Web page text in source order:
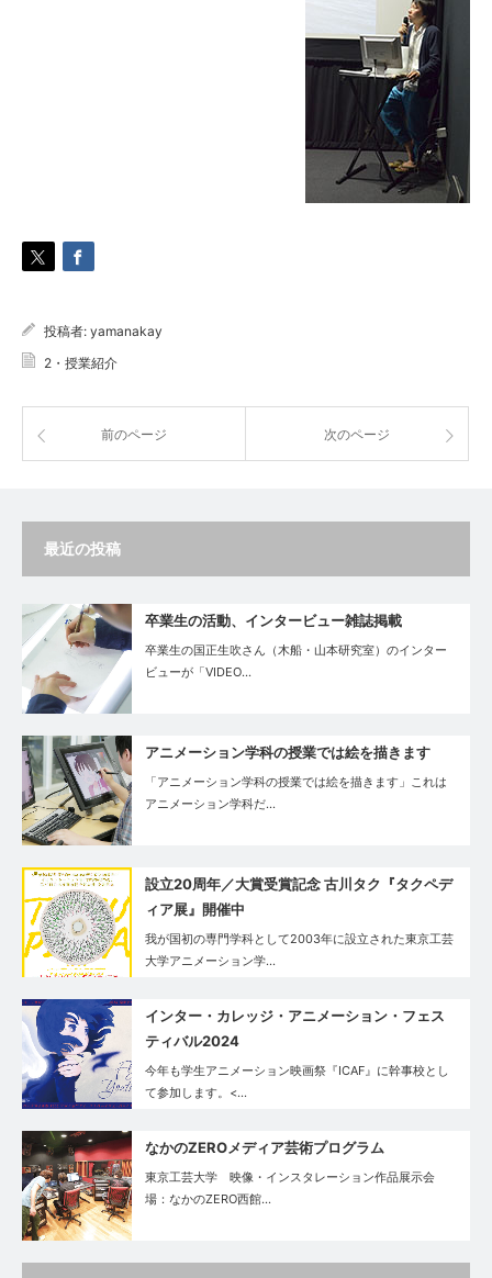
投稿者: yamanakay
2・授業紹介
前のページ 次のページ
最近の投稿
卒業生の活動、インタービュー雑誌掲載
卒業生の国正生吹さん（木船・山本研究室）のインター
ビューが「VIDEO…
アニメーション学科の授業では絵を描きます
「アニメーション学科の授業では絵を描きます」これは
アニメーション学科だ…
設立20周年／大賞受賞記念 古川タク『タクペデ
ィア展』開催中
我が国初の専門学科として2003年に設立された東京工芸
大学アニメーション学…
インター・カレッジ・アニメーション・フェス
ティバル2024
今年も学生アニメーション映画祭『ICAF』に幹事校とし
て参加します。<…
なかのZEROメディア芸術プログラム
東京工芸大学 映像・インスタレーション作品展示会
場：なかのZERO西館…